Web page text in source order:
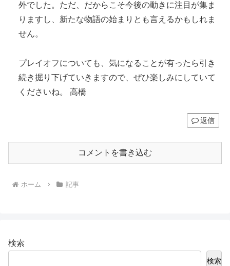
外でした。ただ、だからこそ今後の動きに注目が集ま
りますし、新たな物語の始まりとも言えるかもしれま
せん。
プレイオフについても、気になることが有ったら引き
続き掘り下げていきますので、ぜひ楽しみにしていて
くださいね。 高橋
返信
コメントを書き込む
ホーム 記事
検索
検索